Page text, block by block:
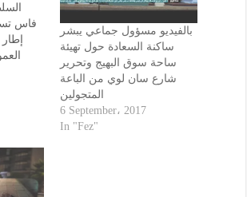
فاس
على
أعضاء
بالفيديو مسؤول جماعي يبشر
ساكنة السعادة حول تهيئة
ساحة سوق البهيج وتحرير
شارع سان لوي من الباعة
المتجولين
6 September، 2017
In "Fez"